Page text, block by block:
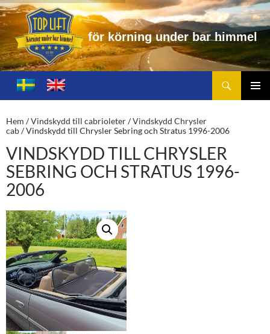
örning under bar himme
Toplift.se – för körning under bar himmel
HOPPA
TILL
Hem /Vindskydd till cabrioleter/Vindskydd Chrysler
cab/ Vindskydd till Chrysler Sebring och Stratus 1996-2006
VINDSKYDD TILL CHRYSLER
SEBRING OCH STRATUS 1996-
2006